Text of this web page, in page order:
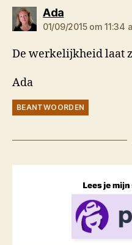
Adazegt:
01/09/2015 om 11:34
De werkelijkheid laat
Ada
BEANTWOORDEN